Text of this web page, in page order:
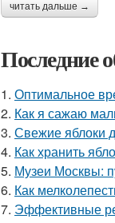
читать дальше →
Последние
1. Оптимальное
2. Как я сажаю
3. Свежие яблоки
4. Как хранить
5. Музеи Москвы:
6. Как
7. Эффективные